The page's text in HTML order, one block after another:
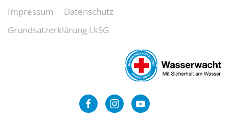
Impressum
Datenschutz
Grundsatzerklärung LkSG